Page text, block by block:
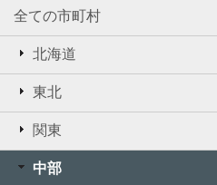
全ての市町村
北海道
東北
関東
中部